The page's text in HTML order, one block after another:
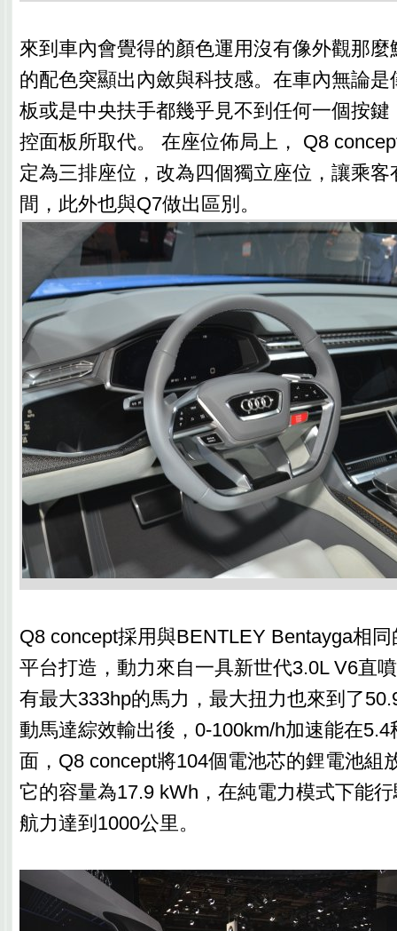
來到車內會覺得的顏色運用沒有像外觀那
的配色突顯出內斂與科技感。在車內無論
板或是中央扶手都幾乎見不到任何一個按
控面板所取代。 在座位佈局上， Q8
定為三排座位，改為四個獨立座位，讓乘
間，此外也與Q7做出區別。
Q8 concept採用與BENTLEY Bentayga相
平台打造，動力來自一具新世代3.0L V6直
有最大333hp的馬力，最大扭力也來到了
動馬達綜效輸出後，0-100km/h加速能在
面，Q8 concept將104個電池芯的鋰電池組
它的容量為17.9 kWh，在純電力模式下能
航力達到1000公里。